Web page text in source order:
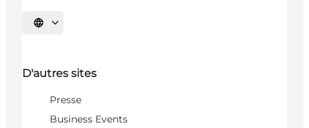
Choisissez la langue
D'autres sites
Presse
Business Events